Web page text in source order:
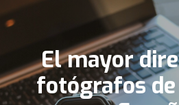
El mayor
fotógrafos de